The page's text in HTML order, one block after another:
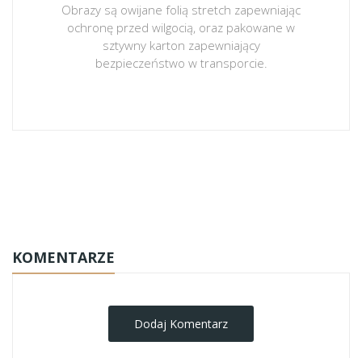
Obrazy są owijane folią stretch zapewniając
ochronę przed wilgocią, oraz pakowane w
sztywny karton zapewniający
bezpieczeństwo w transporcie.
KOMENTARZE
Dodaj Komentarz